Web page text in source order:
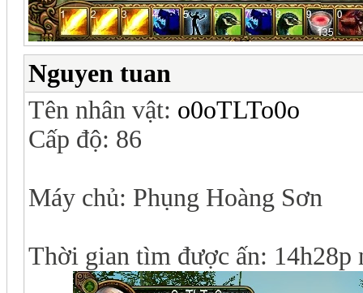
Nguyen tuan
Tên nhân vật: o0oTLTo0o
Cấp độ: 86
Máy chủ: Phụng Hoàng Sơn
Thời gian tìm được ấn: 14h28p